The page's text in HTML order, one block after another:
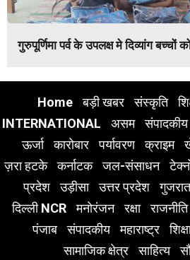
गुरुपूर्णिमा पर्व के उपलक्ष मे दिव्यांग बच्चों
Home बड़ी खबर संस्कृति
INTERNATIONAL
असम संपादकीय
ऊर्जा
कारोबार पर्यावरण क्राइम
ज़रा हटके
कर्नाटक जल-संसाधन
प्रदेश
उड़ीसा उत्तर प्रदेश गुजरात
दिल्ली NCR
मनोरंजन रक्षा राजनीति
पंजाब
संपादकीय महाराष्ट्र
सामाजिक क्षेत्र
साहित्य